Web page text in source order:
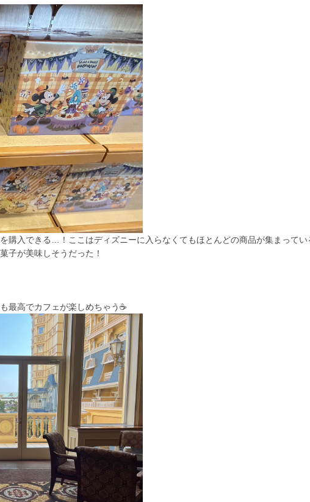
購入できる…！ここはディズニーに入らなくてもほとんどの商品が集まってい
子が美味しそうだった！
最高でカフェが楽しめちゃう☕️